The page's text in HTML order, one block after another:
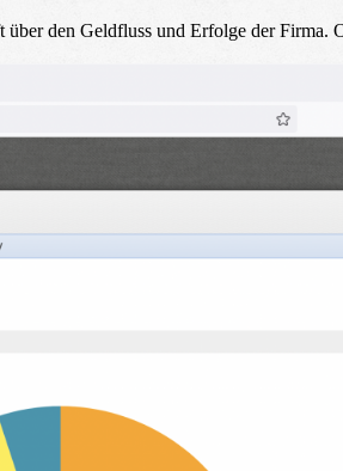
den Geldfluss und Erfolge der Firma.